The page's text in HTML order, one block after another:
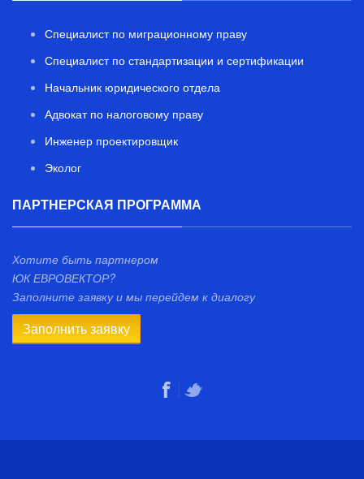
Специалист по миграционному праву
Специалист по стандартизации и сертификации
Начальник юридического отдела
Адвокат по налоговому праву
Инженер проектировщик
Эколог
ПАРТНЕРСКАЯ ПРОГРАММА
Хотите быть партнером
ЮК ЕВРОВЕКТОР?
Заполните заявку и мы перейдем к диалогу
Заполнить заявку